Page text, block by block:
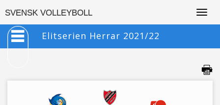
SVENSK VOLLEYBOLL
Elitserien Herrar 2021/22